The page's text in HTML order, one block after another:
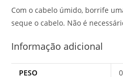
Com o cabelo úmido, borrife
seque o cabelo. Não é
Informação adicional
PESO